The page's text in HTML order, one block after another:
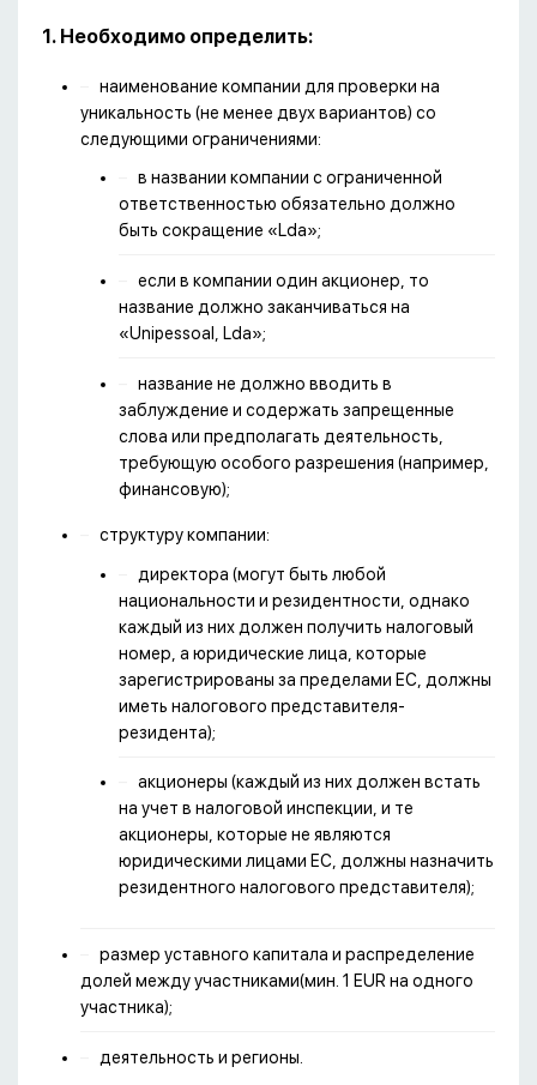
1. Необходимо определить:
наименование компании для проверки на
уникальность (не менее двух вариантов) со
следующими ограничениями:
в названии компании с ограниченной
ответственностью обязательно должно
быть сокращение «Lda»;
если в компании один акционер, то
название должно заканчиваться на
«Unipessoal, Lda»;
название не должно вводить в
заблуждение и содержать запрещенные
слова или предполагать деятельность,
требующую особого разрешения (например,
финансовую);
структуру компании:
директора (могут быть любой
национальности и резидентности, однако
каждый из них должен получить налоговый
номер, а юридические лица, которые
зарегистрированы за пределами ЕС, должны
иметь налогового представителя-
резидента);
акционеры (каждый из них должен встать
на учет в налоговой инспекции, и те
акционеры, которые не являются
юридическими лицами ЕС, должны назначить
резидентного налогового представителя);
размер уставного капитала и распределение
долей между участниками(мин. 1 EUR на одного
участника);
деятельность и регионы.